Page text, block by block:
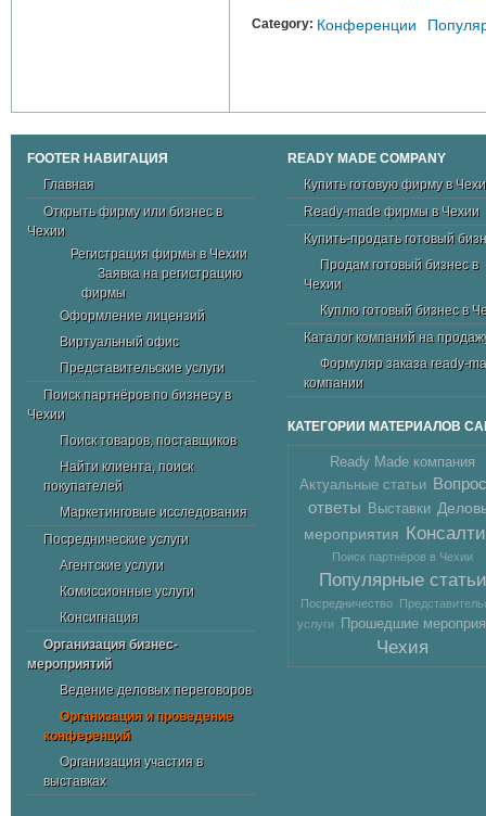
Category: Конференции
FOOTER НАВИГАЦИЯ
Главная
Открыть фирму или бизнес в
Чехии
Регистрация фирмы в Чехии
Заявка на регистрацию
фирмы
Оформление лицензий
Виртуальный офис
Представительские услуги
Поиск партнёров по бизнесу в
Чехии
Поиск товаров, поставщиков
Найти клиента, поиск
покупателей
Маркетинговые исследования
Посреднические услуги
Агентские услуги
Комиссионные услуги
Консигнация
Организация бизнес-
мероприятий
Ведение деловых переговоров
Организация и проведение
конференций
Организация участия в
выставках
READY MADE COMPANY
Купить готовую фирму в
Ready-made фирмы в Чехии
Купить-продать готовый
Продам готовый бизнес в
Чехии
Куплю готовый бизнес в
Каталог компаний на
Формуляр заказа ready-
компании
КАТЕГОРИИ МАТЕРИАЛОВ
Ready Made компания
Актуальные статьи
ответы Выставки
мероприятия
Поиск партнёров в Чехии
Популярные статьи
Посредничество
услуги
Прошедшие
Чехия